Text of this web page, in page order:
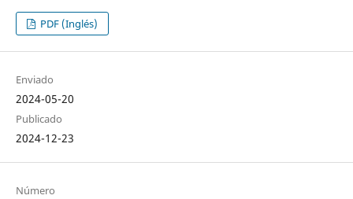
PDF (Inglés)
Enviado
2024-05-20
Publicado
2024-12-23
Número